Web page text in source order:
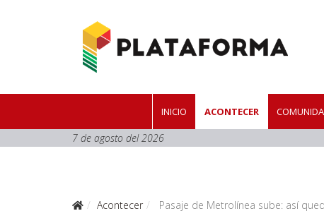
INICIO ACONTECER
7 de agosto del 2026
Acontecer Pasaje de Metrolínea sube: así